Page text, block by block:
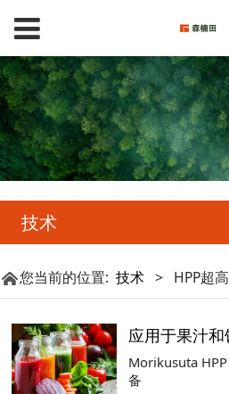
技术
您当前的位置: 技术 > HPP超
Morikusuta
备